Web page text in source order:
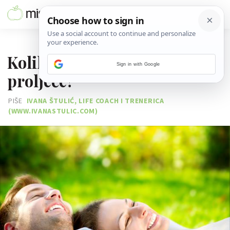
Koliko si toga svjesna: Vidiš li
proljeće?
PIŠE IVANA ŠTULIĆ, LIFE COACH I TRENERICA
(WWW.IVANASTULIC.COM)
Sign in with Google